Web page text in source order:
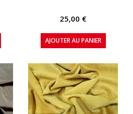
25,00 €
AJOUTER AU PANIER